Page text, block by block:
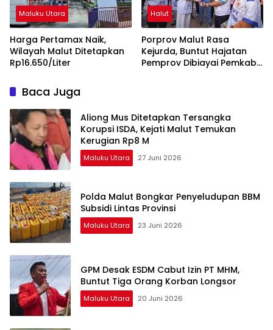
Maluku Utara
Harga Pertamax Naik,
Wilayah Malut Ditetapkan
Rp16.650/Liter
Halut
Porprov Malut Rasa
Kejurda, Buntut Hajatan
Pemprov Dibiayai Pemkab
Baca Juga
Aliong Mus Ditetapkan Tersangka
Korupsi ISDA, Kejati Malut Temukan
Kerugian Rp8 M
Maluku Utara 27 Juni 2026
Polda Malut Bongkar Penyeludupan BBM
Subsidi Lintas Provinsi
Maluku Utara 23 Juni 2026
GPM Desak ESDM Cabut Izin PT MHM,
Buntut Tiga Orang Korban Longsor
Maluku Utara 20 Juni 2026